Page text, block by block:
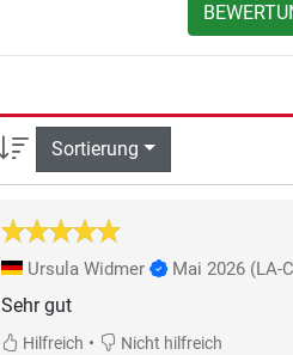
Sortierung
Ursula Widmer Mai 2026 (LA-
Sehr gut
Hilfreich • Nicht hilfreich